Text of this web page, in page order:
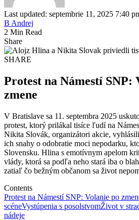
Last updated: septembrie 11, 2025 7:40
B Andrej
2 Min Read
Share
SHARE
Protest na Námestí SNP:
zmene
V Bratislave sa 11. septembra 2025
protest, ktorý prilákal tisíce ľudí na
Nikita Slovák, organizátori akcie,
ich snahy o odobratie moci nepodarku,
Slovensku. Hlina s emotívnym apelom
vlády, ktorá sa podľa neho stará iba o
zatiaľ čo bežným občanom sa život
Contents
Protest na Námestí SNP: Volanie po
scéneVystúpenia s posolstvomŽivot v
nádeje